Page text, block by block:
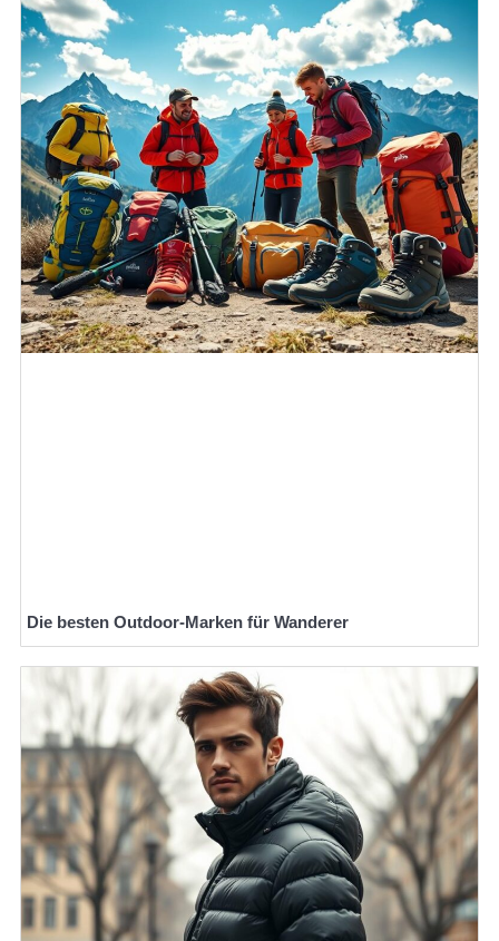
Die besten Outdoor-Marken für Wanderer